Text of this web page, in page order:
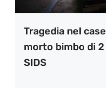
Tragedia nel
morto bimbo di
SIDS